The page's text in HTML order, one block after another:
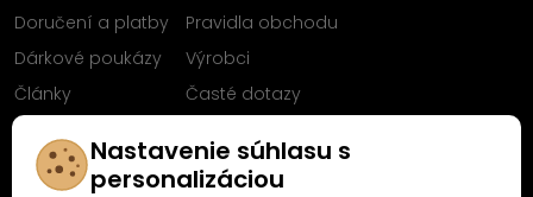
Doručení a platby
Pravidla obchodu
Dárkové poukázy
Výrobci
Články
Časté dotazy
FacebookuNastavenie súhlasu s
personalizáciou